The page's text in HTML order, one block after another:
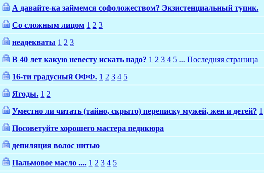
А давайте-ка займемся софоложеством? Экзистенциальный тупик.
Со сложным лицом 1 2 3
неадекваты 1 2 3
В 40 лет какую невесту искать надо? 1 2 3 4 5 ... Последняя страница
16-ти градусный ОФФ. 1 2 3 4 5
Ягоды. 1 2
Уместно ли читать (тайно, скрыто) переписку мужей, жен и детей? 1
Посоветуйте хорошего мастера педикюра
депиляция волос нитью
Пальмовое масло .... 1 2 3 4 5